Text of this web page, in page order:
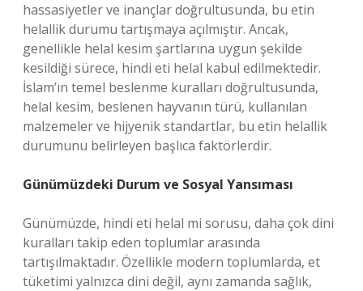
hassasiyetler ve inançlar doğrultusunda, bu etin
helallik durumu tartışmaya açılmıştır. Ancak,
genellikle helal kesim şartlarına uygun şekilde
kesildiği sürece, hindi eti helal kabul edilmektedir.
İslam’ın temel beslenme kuralları doğrultusunda,
helal kesim, beslenen hayvanın türü, kullanılan
malzemeler ve hijyenik standartlar, bu etin helallik
durumunu belirleyen başlıca faktörlerdir.
Günümüzdeki Durum ve Sosyal Yansıması
Günümüzde, hindi eti helal mi sorusu, daha çok dini
kuralları takip eden toplumlar arasında
tartışılmaktadır. Özellikle modern toplumlarda, et
tüketimi yalnızca dini değil, aynı zamanda sağlık,